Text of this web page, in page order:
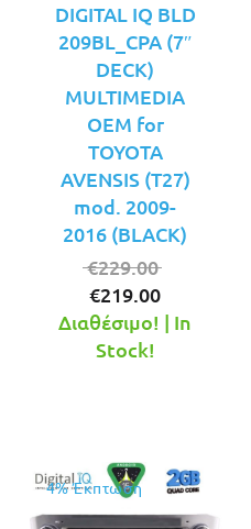
DIGITAL IQ BLD
209BL_CPA (7″
DECK)
MULTIMEDIA
OEM for
TOYOTA
AVENSIS (T27)
mod. 2009-
2016 (BLACK)
€229.00
was:
€219.00
τρέχουσα
Διαθέσιμο! | In
Stock!
4% Έκπτωση